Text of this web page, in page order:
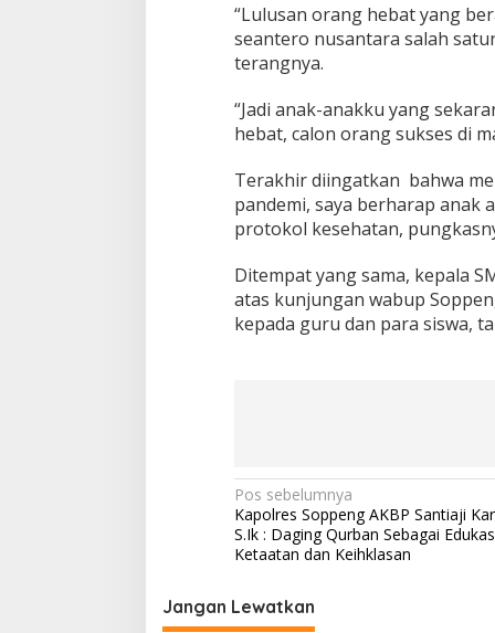
“Lulusan orang hebat yang
seantero nusantara salah
terangnya.
“Jadi anak-anakku yang
hebat, calon orang sukses di
Terakhir diingatkan bahwa
pandemi, saya berharap anak
protokol kesehatan,
Ditempat yang sama, kepala
atas kunjungan wabup
kepada guru dan para siswa,
N
a
v
i
g
Pos sebelumnya
Kapolres Soppeng AKBP Santiaji
S.Ik : Daging Qurban Sebagai
Ketaatan dan Keihklasan
Jangan Lewatkan